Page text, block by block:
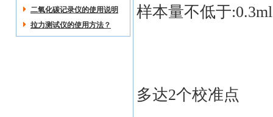
末技术交流
二氧化碳记录仪的使用说明
拉力测试仪的使用方法？
样本量不低于
多达2个校准点